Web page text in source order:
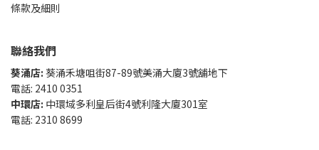
條款及細則
聯絡我們
葵涌店: 葵涌禾塘咀街87-89號美涌大廈3號舖地下
電話: 2410 0351
中環店: 中環域多利皇后街4號利隆大廈301室
電話: 2310 8699